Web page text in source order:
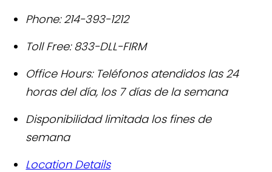
Phone: 214-393-1212
Toll Free: 833-DLL-FIRM
Office Hours: Teléfonos atendidos las 24
horas del día, los 7 días de la semana
Disponibilidad limitada los fines de
semana
Location Details